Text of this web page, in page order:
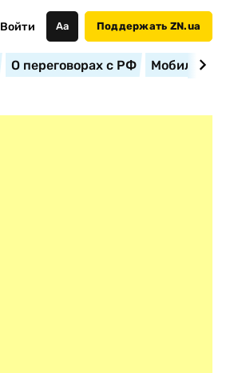
Войти Аа Поддержать ZN.ua
О переговорах с РФ